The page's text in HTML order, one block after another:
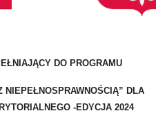
DO PROGRAMU
DLA
-EDYCJA 2024